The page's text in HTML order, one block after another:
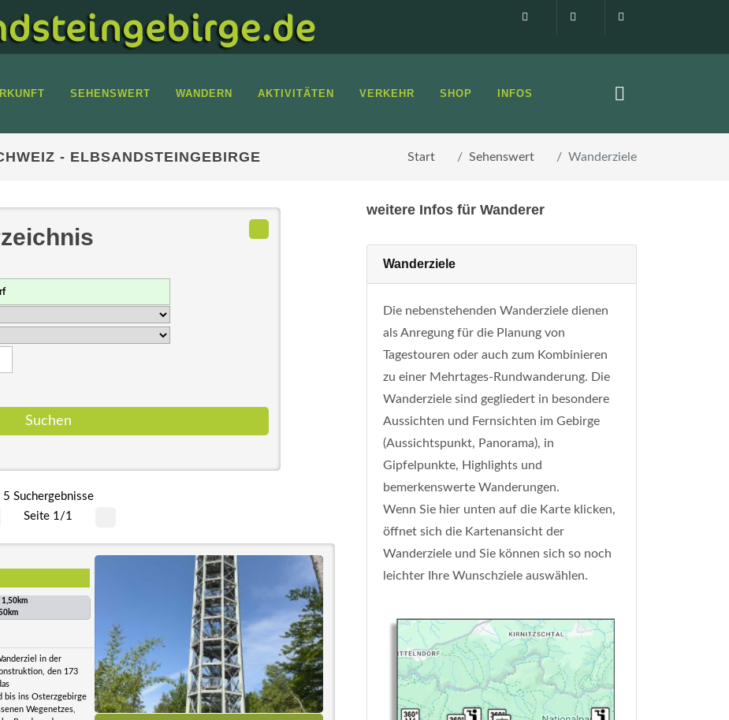
Impressum0160 99873408
SEHENSWERT WANDERN AKTIVITÄTEN VERKEHR SHOP INFOS
- ELBSANDSTEINGEBIRGE Start Sehenswert Wanderziele
5 Suchergebnisse
Seite 1/1
1,50km
in der
den 173
bis ins Osterzgebirge
Wegenetzes,
weitere Infos für Wanderer
Wanderziele
Die nebenstehenden Wanderziele dienen
als Anregung für die Planung von
Tagestouren oder auch zum Kombinieren
zu einer Mehrtages-Rundwanderung. Die
Wanderziele sind gegliedert in besondere
Aussichten und Fernsichten im Gebirge
(Aussichtspunkt, Panorama), in
Gipfelpunkte, Highlights und
bemerkenswerte Wanderungen.
Wenn Sie hier unten auf die Karte klicken,
öffnet sich die Kartenansicht der
Wanderziele und Sie können sich so noch
leichter Ihre Wunschziele auswählen.